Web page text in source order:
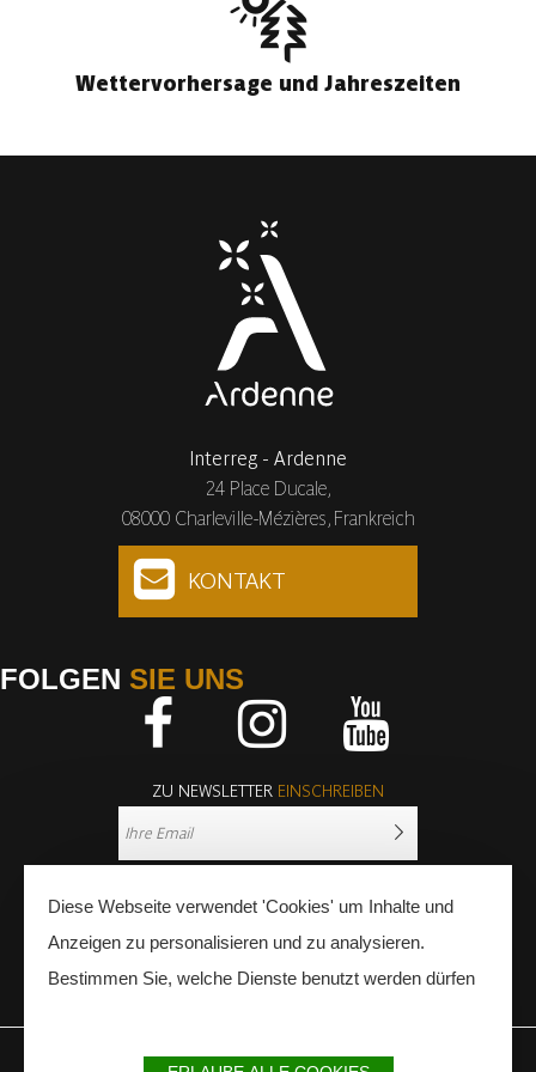
Wettervorhersage und Jahreszeiten
Interreg - Ardenne
24 Place Ducale,
08000 Charleville-Mézières, Frankreich
KONTAKT
FOLGEN SIE UNS
ZU NEWSLETTER EINSCHREIBEN
PRESSE FACHLEUTE
Diese Webseite verwendet 'Cookies' um Inhalte und
Anzeigen zu personalisieren und zu analysieren.
Bestimmen Sie, welche Dienste benutzt werden dürfen